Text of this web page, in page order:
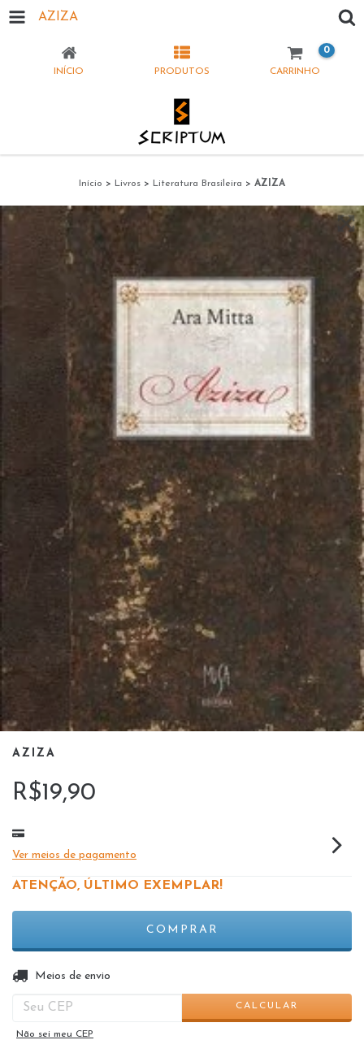
AZIZA
INÍCIO PRODUTOS CARRINHO
0
Início > Livros > Literatura Brasileira > AZIZA
AZIZA
R$19,90
Ver meios de pagamento
ATENÇÃO, ÚLTIMO EXEMPLAR!
Entregas para o CEP:
Meios de envio
CALCULAR
Não sei meu CEP